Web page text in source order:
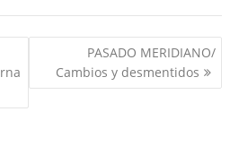
PASADO MERIDIANO/
Cambios y desmentidos